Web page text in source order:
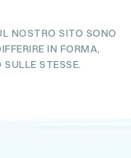
NOSTRO SITO SONO
IN FORMA,
STESSE.